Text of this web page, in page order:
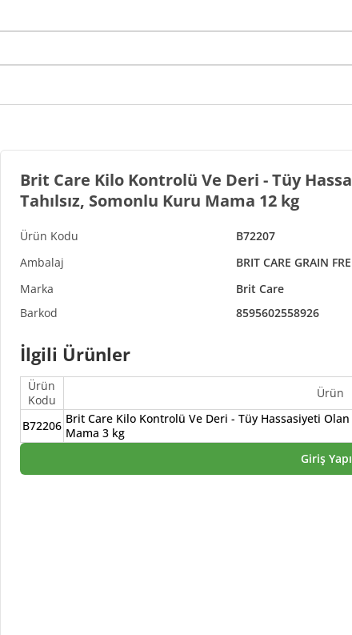
B72207
BRIT CARE GRAIN
Brit Care Kilo Kontrolü Ve Deri - Tüy
Tahılsız, Somonlu Kuru Mama 12 kg
Brit Care
8595602558926
İlgili Ürünler
Ürün
Kodu
Ürün
B72206 Brit Care Kilo Kontrolü Ve Deri - Tüy Hassasiyeti
Mama 3 kg
Giriş